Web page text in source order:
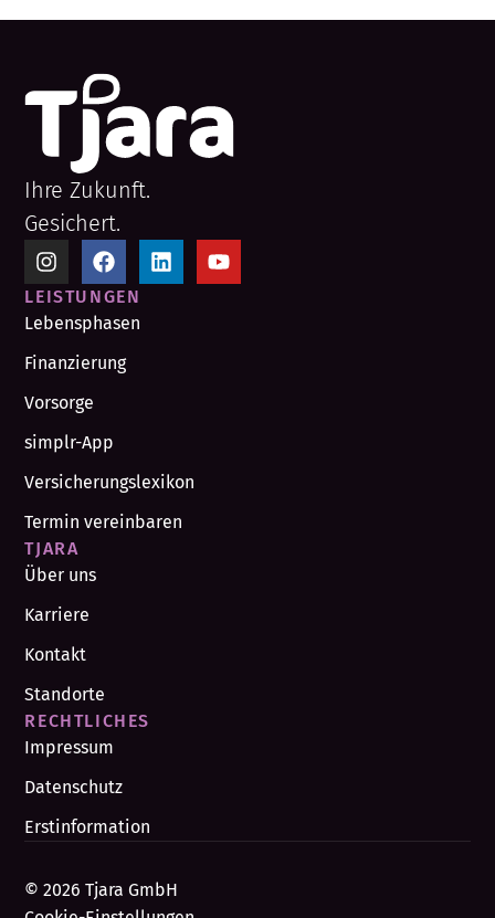
Ihre Zukunft.
Gesichert.
LEISTUNGEN
Lebensphasen
Finanzierung
Vorsorge
simplr-App
Versicherungslexikon
Termin vereinbaren
TJARA
Über uns
Karriere
Kontakt
Standorte
RECHTLICHES
Impressum
Datenschutz
Erstinformation
© 2026 Tjara GmbH